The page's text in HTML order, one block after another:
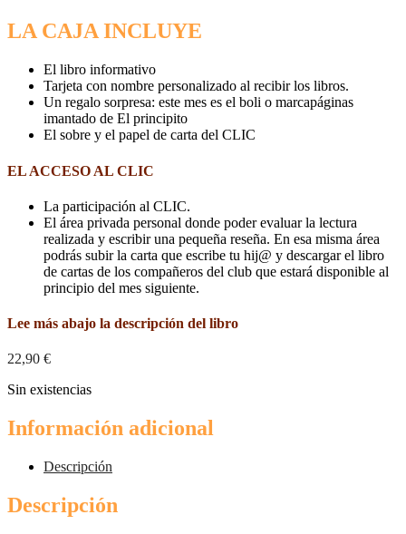
LA CAJA INCLUYE
El libro informativo
Tarjeta con nombre personalizado al recibir los libros.
Un regalo sorpresa: este mes es el boli o marcapáginas
imantado de El principito
El sobre y el papel de carta del CLIC
EL ACCESO AL CLIC
La participación al CLIC.
El área privada personal donde poder evaluar la lectura
realizada y escribir una pequeña reseña. En esa misma área
podrás subir la carta que escribe tu hij@ y descargar el libro
de cartas de los compañeros del club que estará disponible al
principio del mes siguiente.
Lee más abajo la descripción del libro
22,90 €
Sin existencias
Información adicional
Descripción
Descripción